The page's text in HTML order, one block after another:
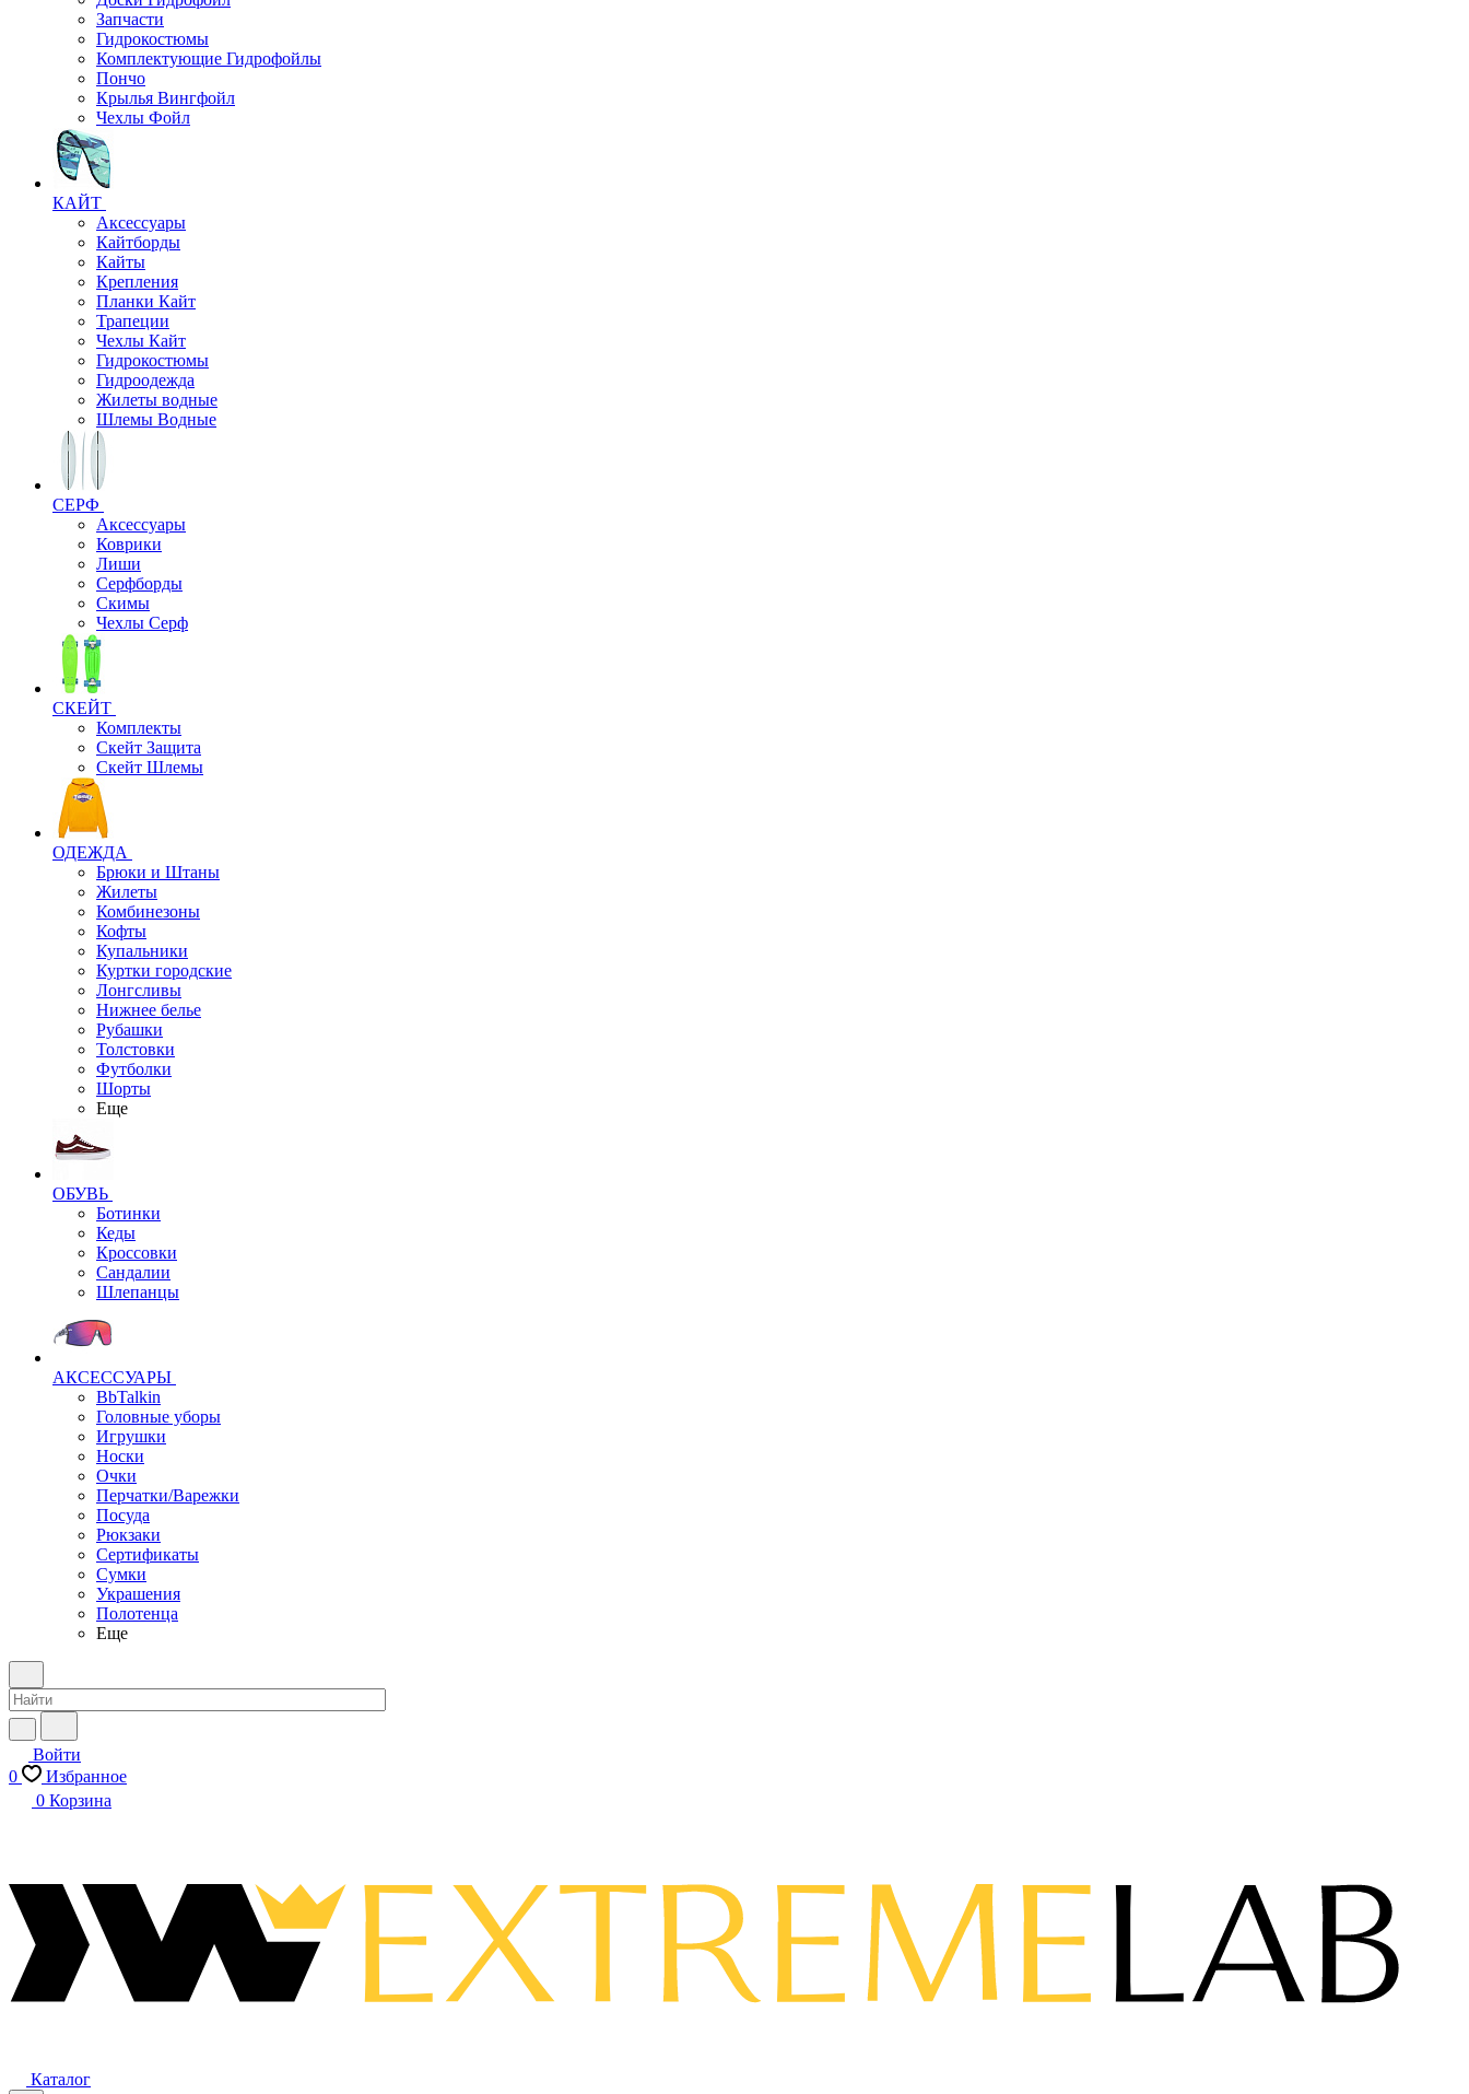
Запчасти
Гидрокостюмы
Комплектующие Гидрофойлы
Пончо
Крылья Вингфойл
Чехлы Фойл
КАЙТ
Аксессуары
Кайтборды
Кайты
Крепления
Планки Кайт
Трапеции
Чехлы Кайт
Гидрокостюмы
Гидроодежда
Жилеты водные
Шлемы Водные
СЕРФ
Аксессуары
Коврики
Лиши
Серфборды
Скимы
Чехлы Cерф
СКЕЙТ
Комплекты
Скейт Защита
Скейт Шлемы
ОДЕЖДА
Брюки и Штаны
Жилеты
Комбинезоны
Кофты
Купальники
Куртки городские
Лонгсливы
Нижнее белье
Рубашки
Толстовки
Футболки
Шорты
Еще
ОБУВЬ
Ботинки
Кеды
Кроссовки
Сандалии
Шлепанцы
АКСЕССУАРЫ
BbTalkin
Головные уборы
Игрушки
Носки
Очки
Перчатки/Варежки
Посуда
Рюкзаки
Сертификаты
Сумки
Украшения
Полотенца
Еще
Войти
0
Избранное
0 Корзина
Каталог